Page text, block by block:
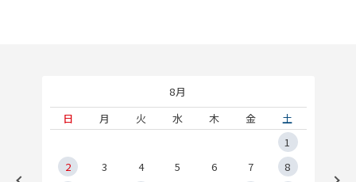
8月
日
月 火 水 木 金
土
1
2
3 4 5 6 7
8